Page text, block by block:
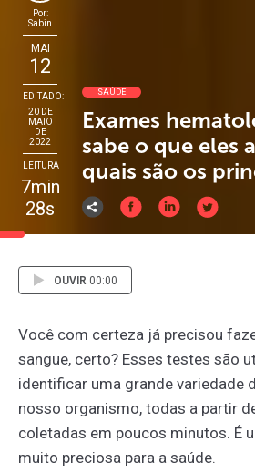
SAÚDE
Exames
sabe o que eles
quais são os
Por:
Sabin
MAI
12
EDITADO:
20 DE
MAIO
DE
2022
LEITURA
7min
28s
OUVIR 00:00
Você com certeza já precisou
sangue, certo? Esses testes são
identificar uma grande variedade
nosso organismo, todas a partir
coletadas em poucos minutos. É
muito preciosa para a saúde.